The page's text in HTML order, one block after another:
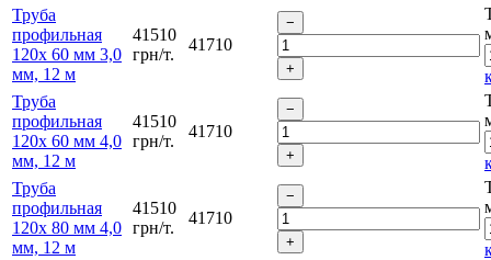
Труба
профильная
120х 60 мм 3,0
мм, 12 м
41510
грн/т.
41710
Труба
профильная
120х 60 мм 4,0
мм, 12 м
41510
грн/т.
41710
Труба
профильная
120х 80 мм 4,0
мм, 12 м
41510
грн/т.
41710